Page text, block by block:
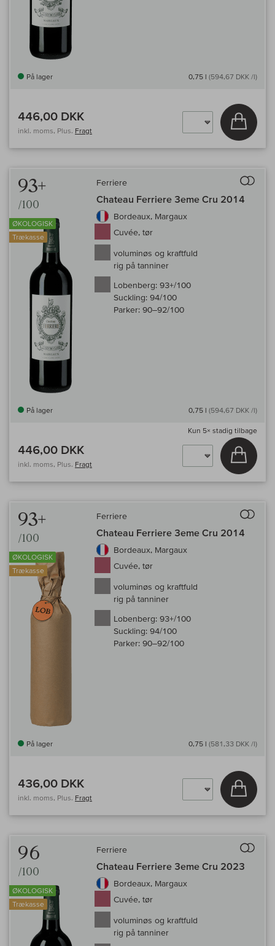
På lager 0,75 l (594,67 DKK /l)
446,00 DKK
inkl. moms, Plus. Fragt
Læg i
93+
/100
ØKOLOGISK
Trækasse
Ferriere
Chateau Ferriere 3eme Cru 2014
Bordeaux, Margaux
Cuvée, tør
voluminøs og kraftfuld
rig på tanniner
Lobenberg: 93+/100
Suckling: 94/100
Parker: 90–92/100
På lager 0,75 l (594,67 DKK /l)
Kun 5× stadig tilbage
446,00 DKK
inkl. moms, Plus. Fragt
Læg i
93+
/100
ØKOLOGISK
Trækasse
Ferriere
Chateau Ferriere 3eme Cru 2014
Bordeaux, Margaux
Cuvée, tør
voluminøs og kraftfuld
rig på tanniner
Lobenberg: 93+/100
Suckling: 94/100
Parker: 90–92/100
På lager 0,75 l (581,33 DKK /l)
436,00 DKK
inkl. moms, Plus. Fragt
Læg i
96
/100
ØKOLOGISK
Trækasse
Ferriere
Chateau Ferriere 3eme Cru 2023
Bordeaux, Margaux
Cuvée, tør
voluminøs og kraftfuld
rig på tanniner